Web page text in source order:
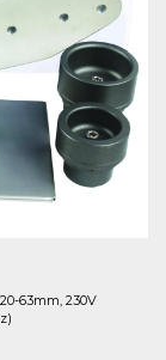
63mm, 230V